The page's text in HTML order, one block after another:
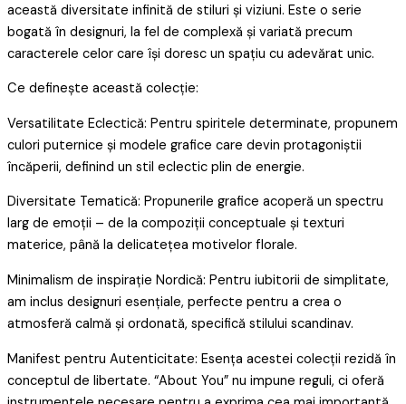
această diversitate infinită de stiluri și viziuni. Este o serie
bogată în designuri, la fel de complexă și variată precum
caracterele celor care își doresc un spațiu cu adevărat unic.
Ce definește această colecție:
Versatilitate Eclectică: Pentru spiritele determinate, propunem
culori puternice și modele grafice care devin protagoniștii
încăperii, definind un stil eclectic plin de energie.
Diversitate Tematică: Propunerile grafice acoperă un spectru
larg de emoții – de la compoziții conceptuale și texturi
materice, până la delicatețea motivelor florale.
Minimalism de inspirație Nordică: Pentru iubitorii de simplitate,
am inclus designuri esențiale, perfecte pentru a crea o
atmosferă calmă și ordonată, specifică stilului scandinav.
Manifest pentru Autenticitate: Esența acestei colecții rezidă în
conceptul de libertate. “About You” nu impune reguli, ci oferă